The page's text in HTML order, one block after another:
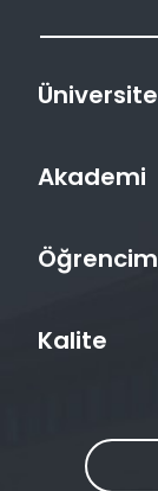
Akademi
Kalite